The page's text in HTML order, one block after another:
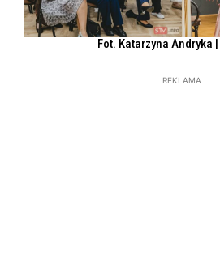
Fot. Katarzyna Andryka |
REKLAMA